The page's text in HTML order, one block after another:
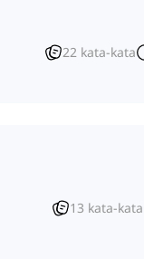
22 kata-kata
13 kata-kata